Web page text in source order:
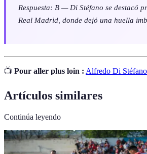
Respuesta: B — Di Stéfano se destacó
Real Madrid, donde dejó una huella
📺 Pour aller plus loin : Alfredo Di
Artículos similares
Continúa leyendo